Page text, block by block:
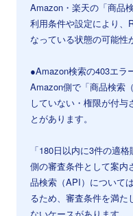
Amazon・楽天の「商品
利用条件や設定により、
なっている状態の可能性
●Amazon検索の403エラ
Amazon側で「商品検索
していない・権限が付与
とがあります。
「180日以内に3件の適
側の審査条件として案内
品検索（API）について
るため、審査条件を満た